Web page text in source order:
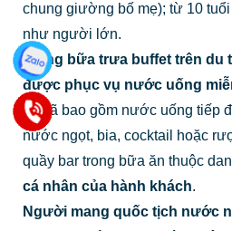
chung giường bố mẹ); từ 10
như người lớn.
Trong bữa trưa buffet trên du
được phục vụ nước uống
vụ đã bao gồm nước uống tiếp
nước ngọt, bia, cocktail hoặc
quầy bar trong bữa ăn thuộc
cá nhân của hành khách.
Người mang quốc tịch nước